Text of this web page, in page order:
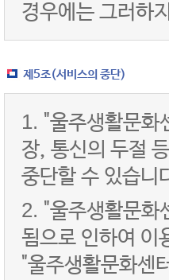
경우에는 그러하
제5조(서비스의 중단)
1. "울주생활문화
장, 통신의 두절
중단할 수 있습니
2. "울주생활문화
됨으로 인하여 이
"울주생활문화센